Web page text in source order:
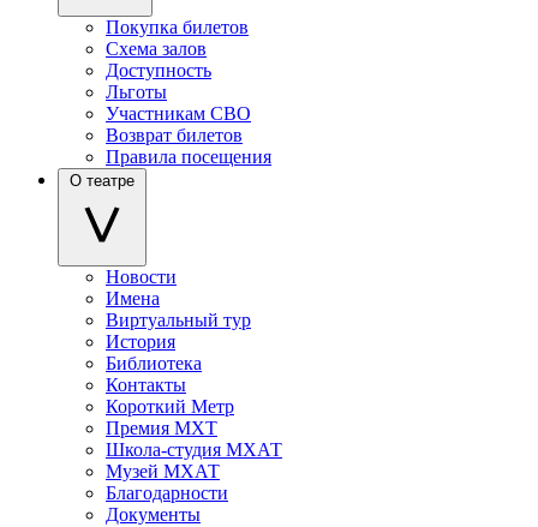
Покупка билетов
Схема залов
Доступность
Льготы
Участникам СВО
Возврат билетов
Правила посещения
О театре
Новости
Имена
Виртуальный тур
История
Библиотека
Контакты
Короткий Метр
Премия МХТ
Школа-студия МХАТ
Музей МХАТ
Благодарности
Документы